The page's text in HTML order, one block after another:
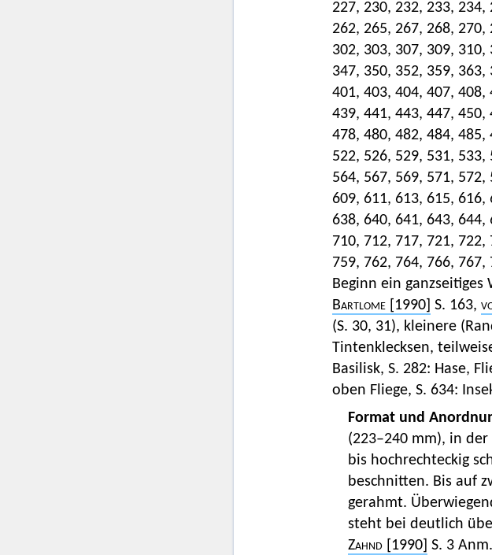
227, 230, 232, 233,
262, 265, 267, 268,
302, 303, 307, 309,
347, 350, 352, 359,
401, 403, 404, 407, 408,
439, 441, 443, 447, 450,
478, 480, 482, 484, 485,
522, 526, 529, 531,
564, 567, 569, 571,
609, 611, 613, 615,
638, 640, 641, 643,
710, 712, 717, 721,
759, 762, 764, 766,
Beginn ein
Bartlome[1990] S. 163,
(S. 30, 31), kleinere
Tintenklecksen,
Basilisk, S. 282: Hase,
oben Fliege, S. 634:
Format und
(223–240 mm), in
bis hochrechteckig
beschnitten. Bis auf
gerahmt.
steht bei deutlich
Zahnd[1990] S. 3